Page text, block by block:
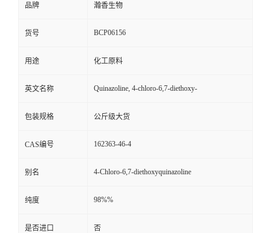
品牌 瀚香生物
货号 BCP06156
用途 化工原料
英文名称 Quinazoline, 4-chloro-6,7-diethoxy-
包装规格 公斤级大货
CAS编号 162363-46-4
别名 4-Chloro-6,7-diethoxyquinazoline
纯度 98%%
是否进口 否